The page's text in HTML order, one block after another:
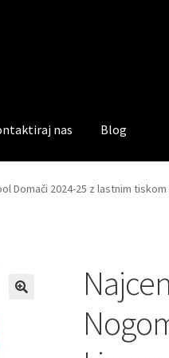
nas Blog
Domači 2024-25 z lastnim tiskom